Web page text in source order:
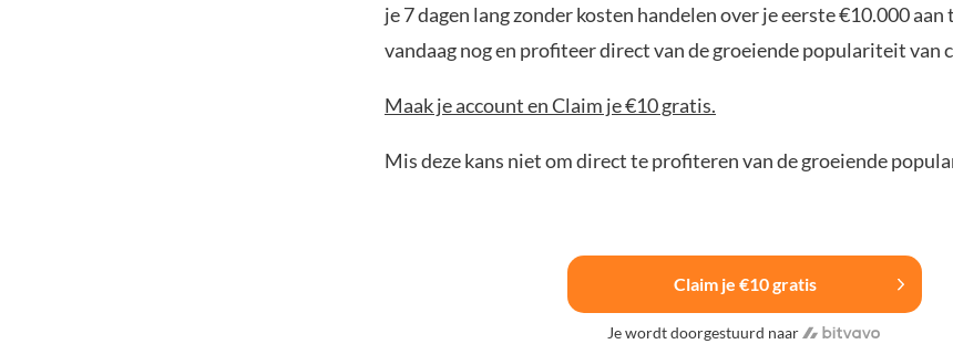
je 7 dagen lang zonder kosten handelen over je eerste €10.000
vandaag nog en profiteer direct van de groeiende populariteit van
Maak je account en Claim je €10 gratis.
Mis deze kans niet om direct te profiteren van de groeiende
Claim je €10 gratis
Je wordt doorgestuurd naar